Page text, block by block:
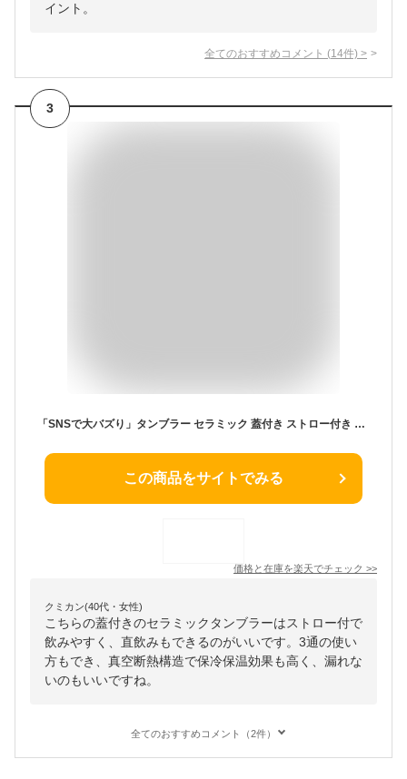
イント。
全てのおすすめコメント (14件) >
3
「SNSで大バズり」タンブラー セラミック 蓋付き ストロー付き セラミックタンブラー セラミックコーティング コーヒー 持ち運び 水筒 マグボトル こぼれない 漏れない 500ml 3WAY 直飲み ストロー付きタンブラー 可愛い 真空断熱 保温 保冷
この商品をサイトでみる
価格と在庫を楽天でチェック >>
クミカン(40代・女性)
こちらの蓋付きのセラミックタンブラーはストロー付で
飲みやすく、直飲みもできるのがいいです。3通の使い
方もでき、真空断熱構造で保冷保温効果も高く、漏れな
いのもいいですね。
全てのおすすめコメント（2件）